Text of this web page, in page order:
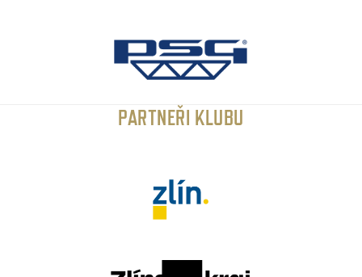
PARTNEŘI KLUBU